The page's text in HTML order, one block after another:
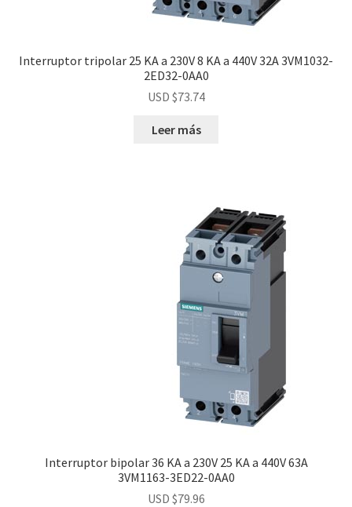
Interruptor tripolar 25 KA a 230V 8 KA a 440V 32A 3VM1032-
2ED32-0AA0
USD $73.74
Leer más
Interruptor bipolar 36 KA a 230V 25 KA a 440V 63A
3VM1163-3ED22-0AA0
USD $79.96